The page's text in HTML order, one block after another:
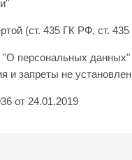
(ст. 435 ГК РФ, ст.
персональных данных"
и запреты не
от 24.01.2019